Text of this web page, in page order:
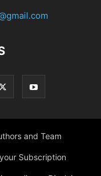
and Team
Subscription